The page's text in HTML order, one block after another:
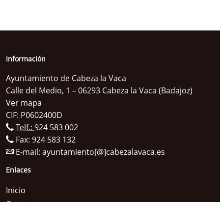
Información
Ayuntamiento de Cabeza la Vaca
Calle del Medio, 1 – 06293 Cabeza la Vaca (Badajoz)
Ver mapa
CIF: P0602400D
Telf.: 924 583 002
Fax: 924 583 132
E-mail: ayuntamiento[@]cabezalavaca.es
Enlaces
Inicio